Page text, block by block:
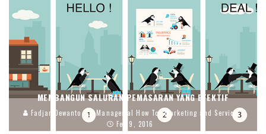
MEMBANGUN SALURAN PEMASARAN YANG EFEKTIF
Fadjar Dewanto Managerial How To
Marketing and Service
Feb 9, 2016